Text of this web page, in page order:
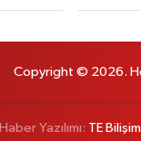
Copyright © 2026.
Haber Yazılımı: TE Bilişim